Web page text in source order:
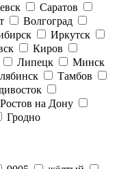
Саратов
Волгоград
Иркутск
Киров
Липецк
Минск
Тамбов
Ростов на Дону
Гродно